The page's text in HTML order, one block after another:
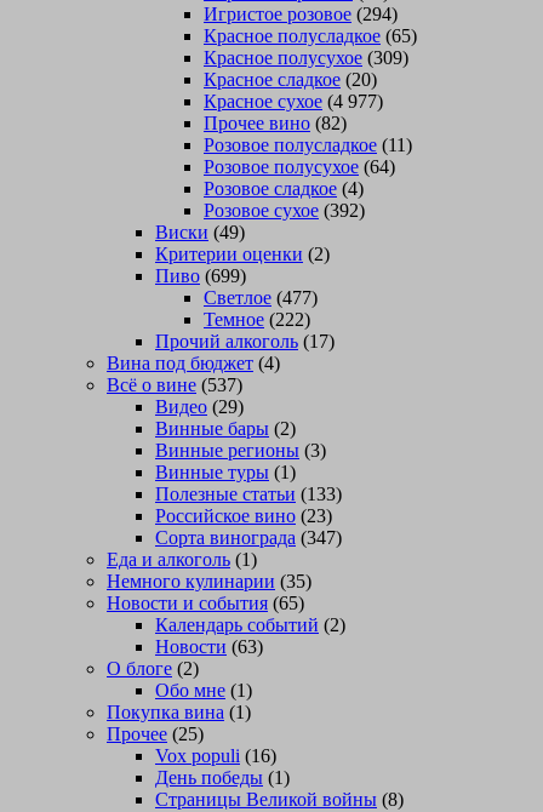
Игристое розовое (294)
Красное полусладкое (65)
Красное полусухое (309)
Красное сладкое (20)
Красное сухое (4 977)
Прочее вино (82)
Розовое полусладкое (11)
Розовое полусухое (64)
Розовое сладкое (4)
Розовое сухое (392)
Виски (49)
Критерии оценки (2)
Пиво (699)
Светлое (477)
Темное (222)
Прочий алкоголь (17)
Вина под бюджет (4)
Всё о вине (537)
Видео (29)
Винные бары (2)
Винные регионы (3)
Винные туры (1)
Полезные статьи (133)
Российское вино (23)
Сорта винограда (347)
Еда и алкоголь (1)
Немного кулинарии (35)
Новости и события (65)
Календарь событий (2)
Новости (63)
О блоге (2)
Обо мне (1)
Покупка вина (1)
Прочее (25)
Vox populi (16)
День победы (1)
Страницы Великой войны (8)